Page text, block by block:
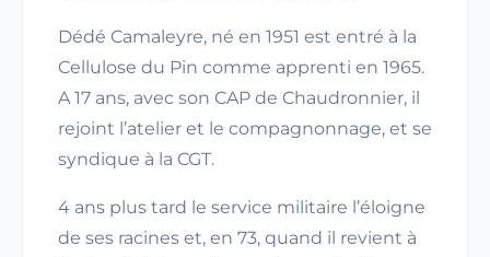
Dédé Camaleyre, né en 1951 est entré à la
Cellulose du Pin comme apprenti en 1965.
A 17 ans, avec son CAP de Chaudronnier, il
rejoint l’atelier et le compagnonnage, et se
syndique à la CGT.
4 ans plus tard le service militaire l’éloigne
de ses racines et, en 73, quand il revient à